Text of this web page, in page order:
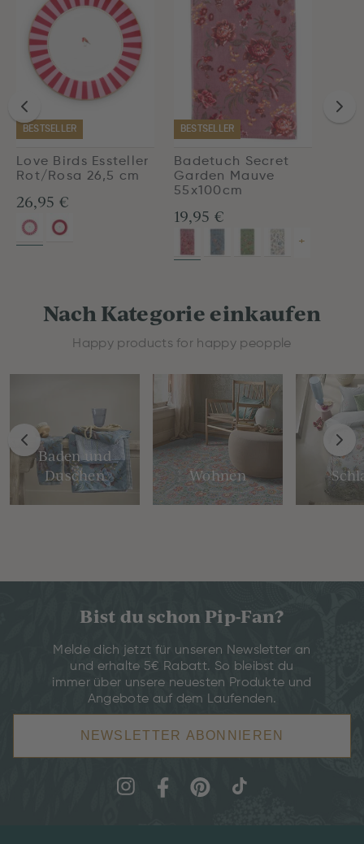
BESTSELLER
Love Birds Essteller
Rot/Rosa 26,5 cm
26,95 €
BESTSELLER
Badetuch Secret
Garden Mauve
55x100cm
19,95 €
+
Nach Kategorie einkaufen
Happy products for happy peopple
Baden und
Duschen
Wohnen
Bist du schon Pip-Fan?
Melde dich jetzt für unseren Newsletter an
und erhalte 5€ Rabatt. So bleibst du
immer über unsere neuesten Produkte und
Angebote auf dem Laufenden.
NEWSLETTER ABONNIEREN